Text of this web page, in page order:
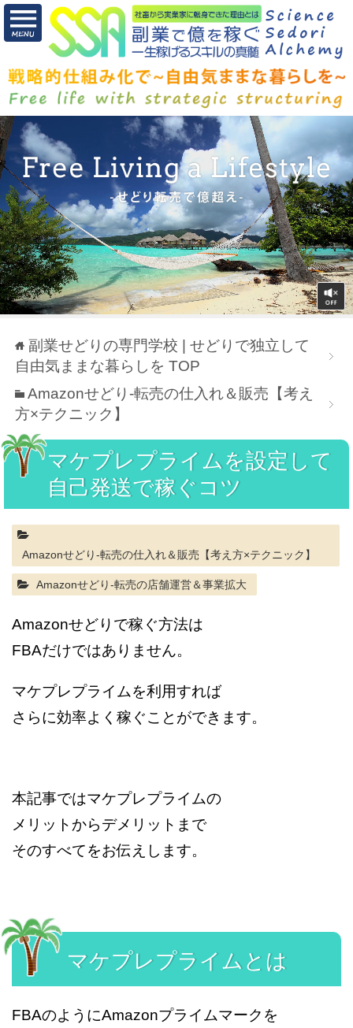
副業せどりの専門学校 | せどりで独立して
自由気ままな暮らしを TOP
Amazonせどり-転売の仕入れ＆販売【考え
方×テクニック】
マケプレプライムを設定して
自己発送で稼ぐコツ
Amazonせどり-転売の仕入れ＆販売【考え方×テクニック】
Amazonせどり-転売の店舗運営＆事業拡大
Amazonせどりで稼ぐ方法は
FBAだけではありません。
マケプレプライムを利用すれば
さらに効率よく稼ぐことができます。
本記事ではマケプレプライムの
メリットからデメリットまで
そのすべてをお伝えします。
マケプレプライムとは
FBAのようにAmazonプライムマークを